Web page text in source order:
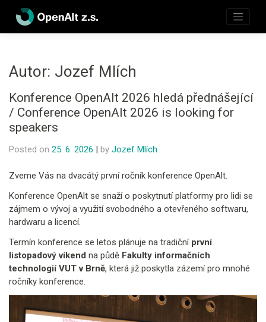
content
Autor: Jozef Mlích
Konference OpenAlt 2026 hledá přednášející
/ Conference OpenAlt 2026 is looking for
speakers
Posted on 25. 6. 2026 | by Jozef Mlích
Zveme Vás na dvacátý první ročník konference OpenAlt.
Konference OpenAlt se snaží o poskytnutí platformy pro lidi se
zájmem o vývoj a využití svobodného a otevřeného softwaru,
hardwaru a licencí.
Termín konference se letos plánuje na tradiční první
listopadový víkend na půdě Fakulty informačních
technologií VUT v Brně, která již poskytla zázemí pro mnohé
ročníky konference.